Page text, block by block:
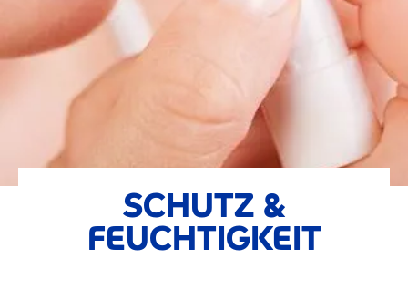
SCHUTZ &
FEUCHTIGKEIT